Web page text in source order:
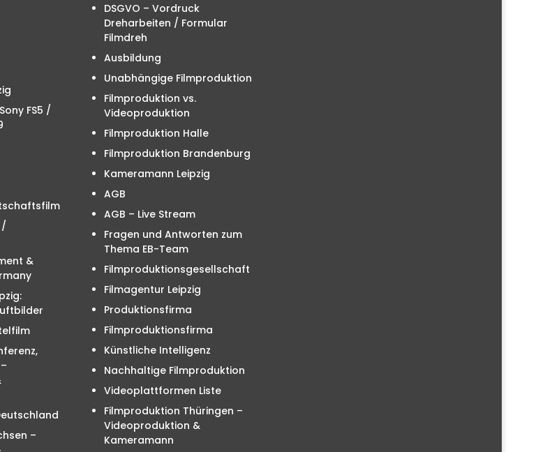
FS5 /
/
&
–
DSGVO – Vordruck
Dreharbeiten / Formular
Filmdreh
Ausbildung
Unabhängige Filmproduktion
Filmproduktion vs.
Videoproduktion
Filmproduktion Halle
Filmproduktion Brandenburg
Kameramann Leipzig
AGB
AGB – Live Stream
Fragen und Antworten zum
Thema EB-Team
Filmproduktionsgesellschaft
Filmagentur Leipzig
Produktionsfirma
Filmproduktionsfirma
Künstliche Intelligenz
Nachhaltige Filmproduktion
Videoplattformen Liste
Filmproduktion Thüringen –
Videoproduktion &
Kameramann